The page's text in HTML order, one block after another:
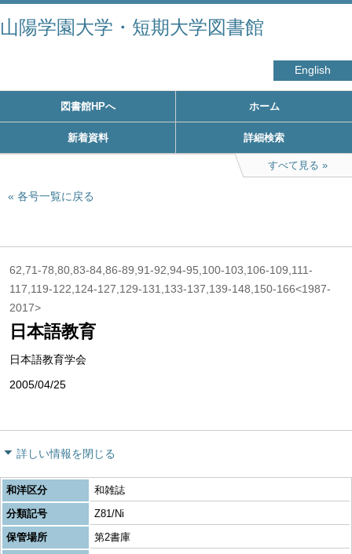
山陽学園大学・短期大学図書館
English
図書館HPへ ホーム
新着資料 詳細検索
すべて見る
各号一覧に戻る
62,71-78,80,83-84,86-89,91-92,94-95,100-103,106-109,111-
117,119-122,124-127,129-131,133-137,139-148,150-166<1987-
2017>
日本語教育
日本語教育学会
2005/04/25
詳しい情報を閉じる
和洋区分
和雑誌
分類記号
Z81/Ni
保管場所
第2書庫